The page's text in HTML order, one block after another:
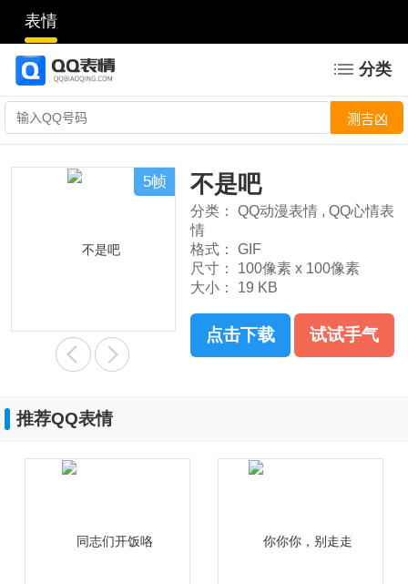
表情
分类
5帧 不是吧
分类： QQ动漫表情 , QQ心情表
情
格式：
GIF
尺寸：
100像素 x 100像素
大小：
19 KB
点击下载 试试手气
推荐QQ表情